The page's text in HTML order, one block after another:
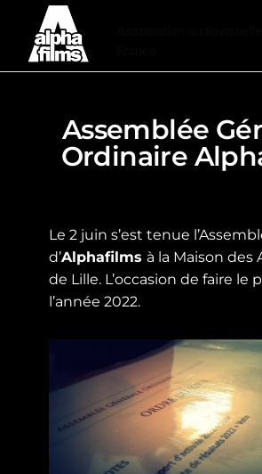
Assemblée
Ordinaire
Le 2 juin s’est tenue
d’Alphafilms à la Maison des
de Lille. L’occasion de faire le
l’année 2022.